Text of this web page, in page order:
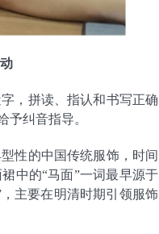
，拼读、指认和书写正确
纠音指导。
性的中国传统服饰， 时间
中的“马面”一词最早源于
主要在明清时期引领服饰